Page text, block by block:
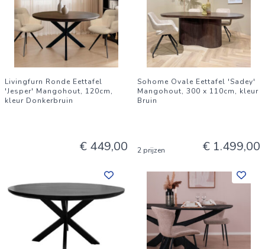
Livingfurn Ronde Eettafel
'Jesper' Mangohout, 120cm,
kleur Donkerbruin
€ 449,00
Sohome Ovale Eettafel 'Sadey'
Mangohout, 300 x 110cm, kleur
Bruin
2 prijzen € 1.499,00